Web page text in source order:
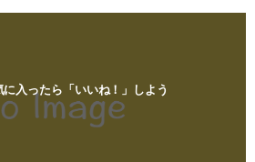
に入ったら「いいね！」しよう